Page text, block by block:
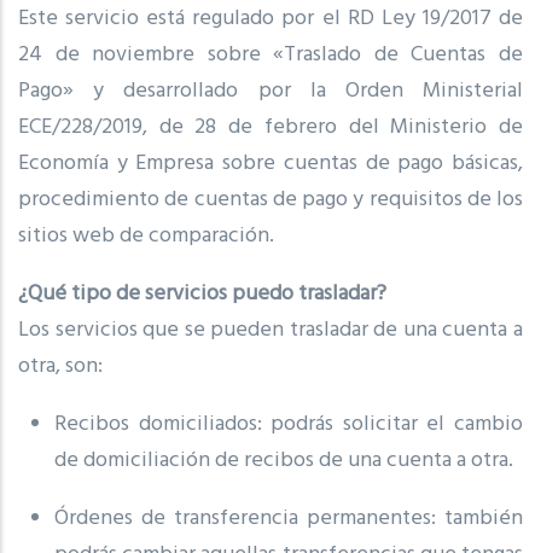
Este servicio está regulado por el RD Ley 19/2017 de
24 de noviembre sobre «Traslado de Cuentas de
Pago» y desarrollado por la Orden Ministerial
ECE/228/2019, de 28 de febrero del Ministerio de
Economía y Empresa sobre cuentas de pago básicas,
procedimiento de cuentas de pago y requisitos de los
sitios web de comparación.
¿Qué tipo de servicios puedo trasladar?
Los servicios que se pueden trasladar de una cuenta a
otra, son:
Recibos domiciliados: podrás solicitar el cambio
de domiciliación de recibos de una cuenta a otra.
Órdenes de transferencia permanentes: también